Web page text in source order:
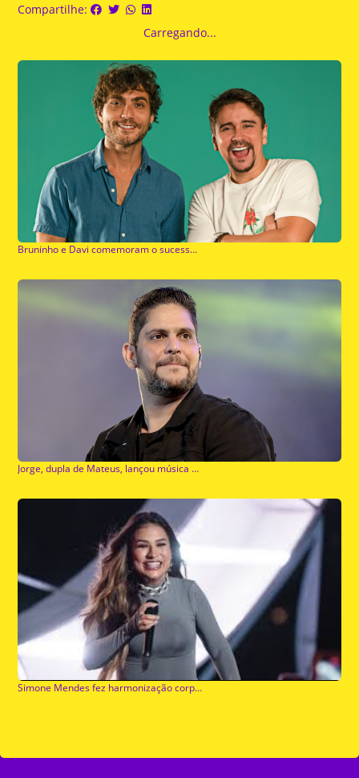
Compartilhe:
Carregando...
Bruninho e Davi comemoram o sucesso da música em parceria com Matheus Fernandes
Jorge, dupla de Mateus, lançou música gospel em parceria com Thalles Roberto
Simone Mendes fez harmonização corporal: Médico explica como é o procedimento